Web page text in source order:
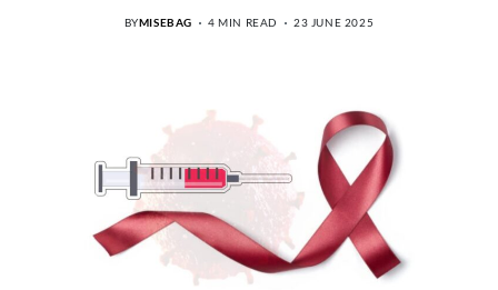
BYMISEBAG 4 MIN READ 23 JUNE 2025